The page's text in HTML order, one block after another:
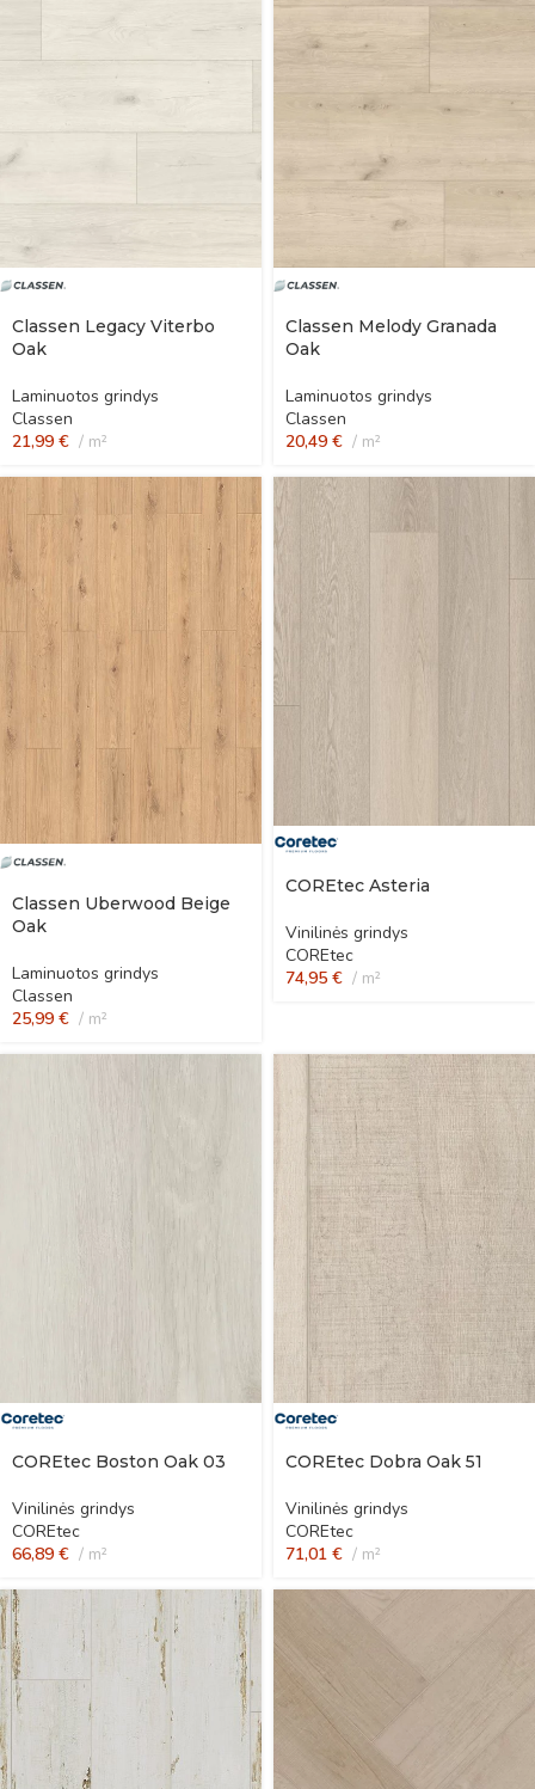
Classen Legacy Viterbo
Oak
Laminuotos grindys
Classen
21,99 € m²
Classen Melody Granada
Oak
Laminuotos grindys
Classen
20,49 € m²
Classen Uberwood Beige
Oak
Laminuotos grindys
Classen
25,99 € m²
COREtec Asteria
Vinilinės grindys
COREtec
74,95 € m²
COREtec Boston Oak 03
Vinilinės grindys
COREtec
66,89 € m²
COREtec Dobra Oak 51
Vinilinės grindys
COREtec
71,01 € m²